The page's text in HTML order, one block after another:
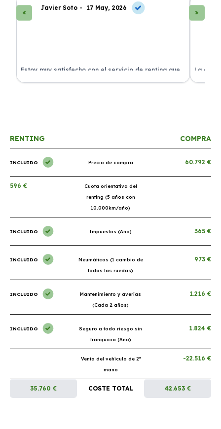
Javier Soto - 17 May, 2026
Estoy muy satisfecho con el servicio de renting que
he contratado. ¡Todo incluido y sin complicaciones!
La
en
RENTING COMPRA
INCLUIDO Precio de compra 60.792 €
596 €
Cuota orientativa del
renting (5 años con
10.000km/año)
INCLUIDO Impuestos (Año) 365 €
INCLUIDO
Neumáticos (1 cambio de
todas las ruedas)
973 €
INCLUIDO
Mantenimiento y averías
(Cada 2 años)
1.216 €
INCLUIDO
Seguro a todo riesgo sin
franquicia (Año)
1.824 €
Venta del vehículo de 2ª
mano
-22.516 €
35.760 € COSTE TOTAL 42.653 €